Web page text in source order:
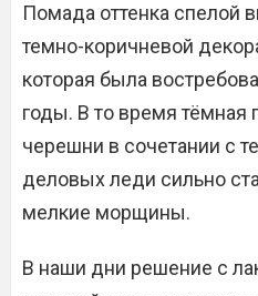
Помада оттенка спелой
темно-коричневой
которая была
годы. В то время тёмная
черешни в сочетании с
деловых леди сильно
мелкие морщины.
В наши дни решение с